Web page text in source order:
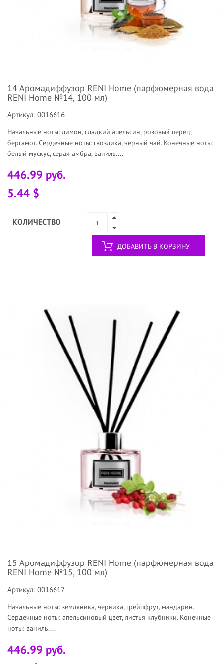
14 Аромадиффузор RENI Home (парфюмерная вода
RENI Home №14, 100 мл)
Артикул: 0016616
Начальные ноты: лимон, сладкий апельсин, розовый перец,
бергамот. Сердечные ноты: гвоздика, черный чай. Конечные ноты:
белый мускус, серая амбра, ваниль....
446.99 руб.
5.44 $
КОЛИЧЕСТВО
ДОБАВИТЬ В КОРЗИНУ
15 Аромадиффузор RENI Home (парфюмерная вода
RENI Home №15, 100 мл)
Артикул: 0016617
Начальные ноты: земляника, черника, грейпфрут, мандарин.
Сердечные ноты: апельсиновый цвет, листья клубники. Конечные
ноты: ваниль....
446.99 руб.